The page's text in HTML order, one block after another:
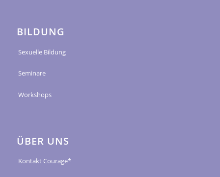
BILDUNG
Sexuelle Bildung
Seminare
Workshops
ÜBER UNS
Kontakt Courage*